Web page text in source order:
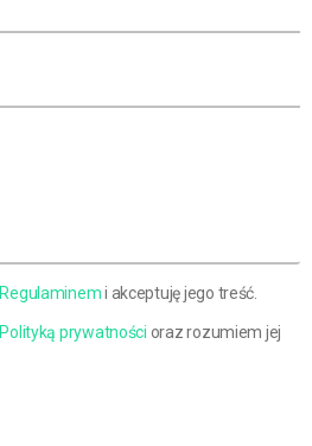
Regulaminemi akceptuję jego treść.
Polityką prywatności oraz rozumiem jej